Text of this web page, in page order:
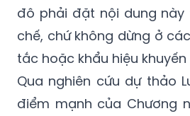
đô phải đặt nội dung
chế, chứ không dừng ở
tắc hoặc khẩu hiệu khuyến
Qua nghiên cứu dự thảo
điểm mạnh của Chương